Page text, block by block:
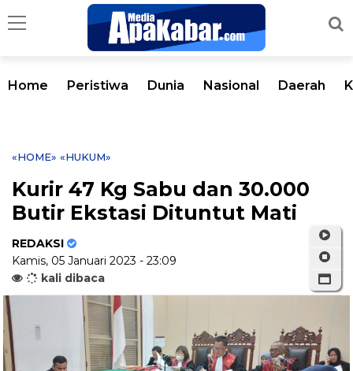
Home Peristiwa Dunia Nasional Daerah
«HOME» «HUKUM»
Kurir 47 Kg Sabu dan 30.000
Butir Ekstasi Dituntut Mati
REDAKSI
Kamis, 05 Januari 2023 - 23:09
kali dibaca